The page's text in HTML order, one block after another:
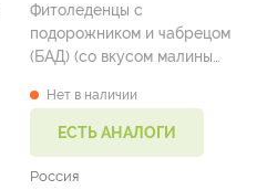
Фитоледенцы с
подорожником и чабрецом
(БАД) (со вкусом малины
Нет в наличии
ЕСТЬ АНАЛОГИ
Россия